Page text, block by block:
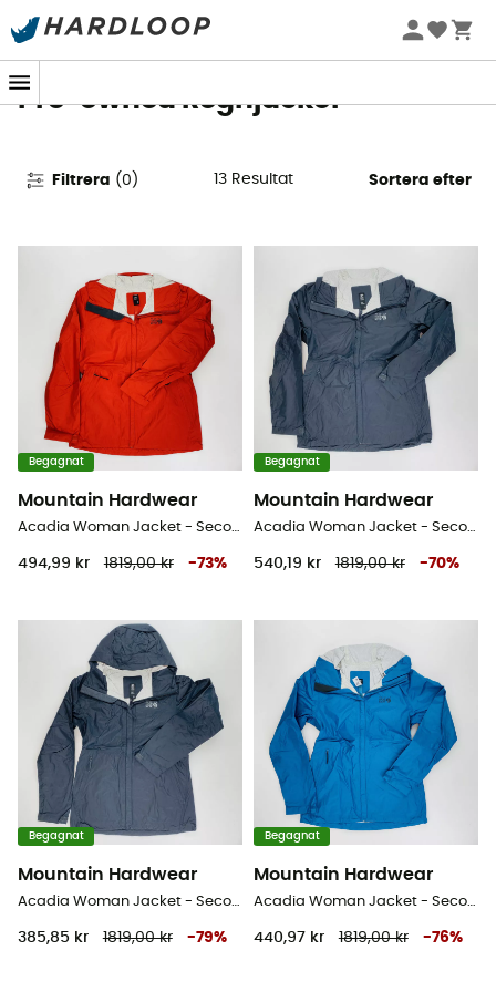
Sommarerbjudanden 🔥 -5 % EXTRA vid köp av 2 produkter*
Pre-owned Regnjackor
Filtrera (0 ) 13 Resultat Sortera efter
Begagnat
Mountain Hardwear
Acadia Woman Jacket - Second Hand Regnjacka - Dam - Röd - S
494,99 kr 1819,00 kr -73%
Begagnat
Mountain Hardwear
Acadia Woman Jacket - Second Hand Regnjacka - Dam - Svart - S
540,19 kr 1819,00 kr -70%
Begagnat
Mountain Hardwear
Acadia Woman Jacket - Second Hand Regnjacka - Dam - Svart - XS
385,85 kr 1819,00 kr -79%
Begagnat
Mountain Hardwear
Acadia Woman Jacket - Second Hand Regnjacka - Dam - Blå olja - XS
440,97 kr 1819,00 kr -76%